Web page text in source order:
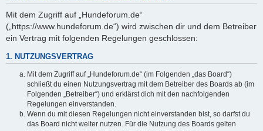
Mit dem Zugriff auf „Hundeforum.de“
(„https://www.hundeforum.de“) wird zwischen dir und dem Betreiber
ein Vertrag mit folgenden Regelungen geschlossen:
1. NUTZUNGSVERTRAG
Mit dem Zugriff auf „Hundeforum.de“ (im Folgenden „das Board“)
schließt du einen Nutzungsvertrag mit dem Betreiber des Boards ab (im
Folgenden „Betreiber“) und erklärst dich mit den nachfolgenden
Regelungen einverstanden.
Wenn du mit diesen Regelungen nicht einverstanden bist, so darfst du
das Board nicht weiter nutzen. Für die Nutzung des Boards gelten